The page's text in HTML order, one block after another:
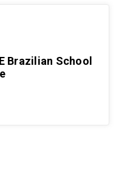
Brazilian School